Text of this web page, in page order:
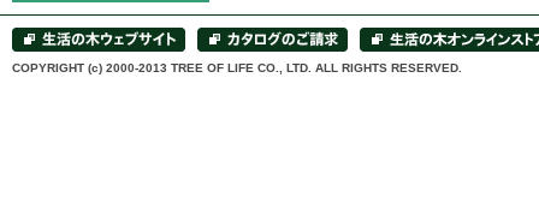
COPYRIGHT (c) 2000-2013 TREE OF LIFE CO., LTD. ALL RIGHTS RESERVED.